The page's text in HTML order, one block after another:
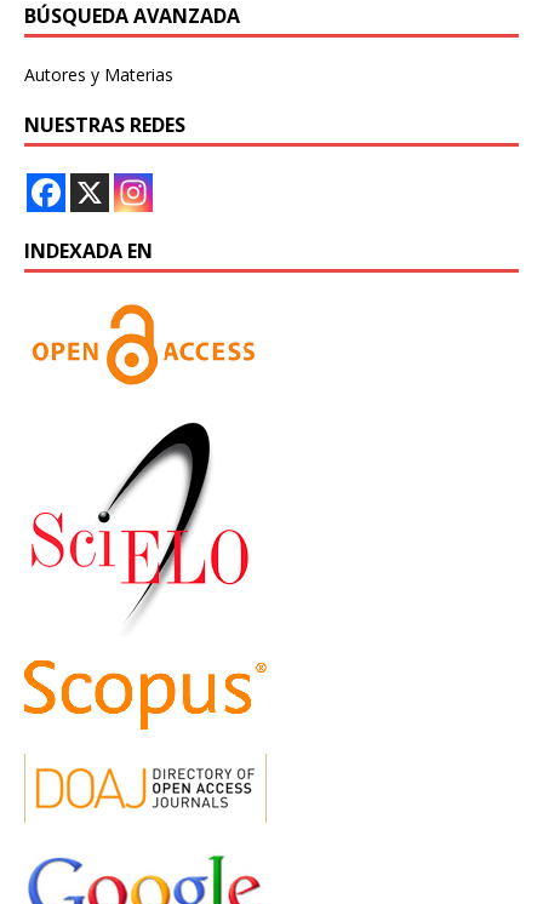
BÚSQUEDA AVANZADA
Autores y Materias
NUESTRAS REDES
INDEXADA EN